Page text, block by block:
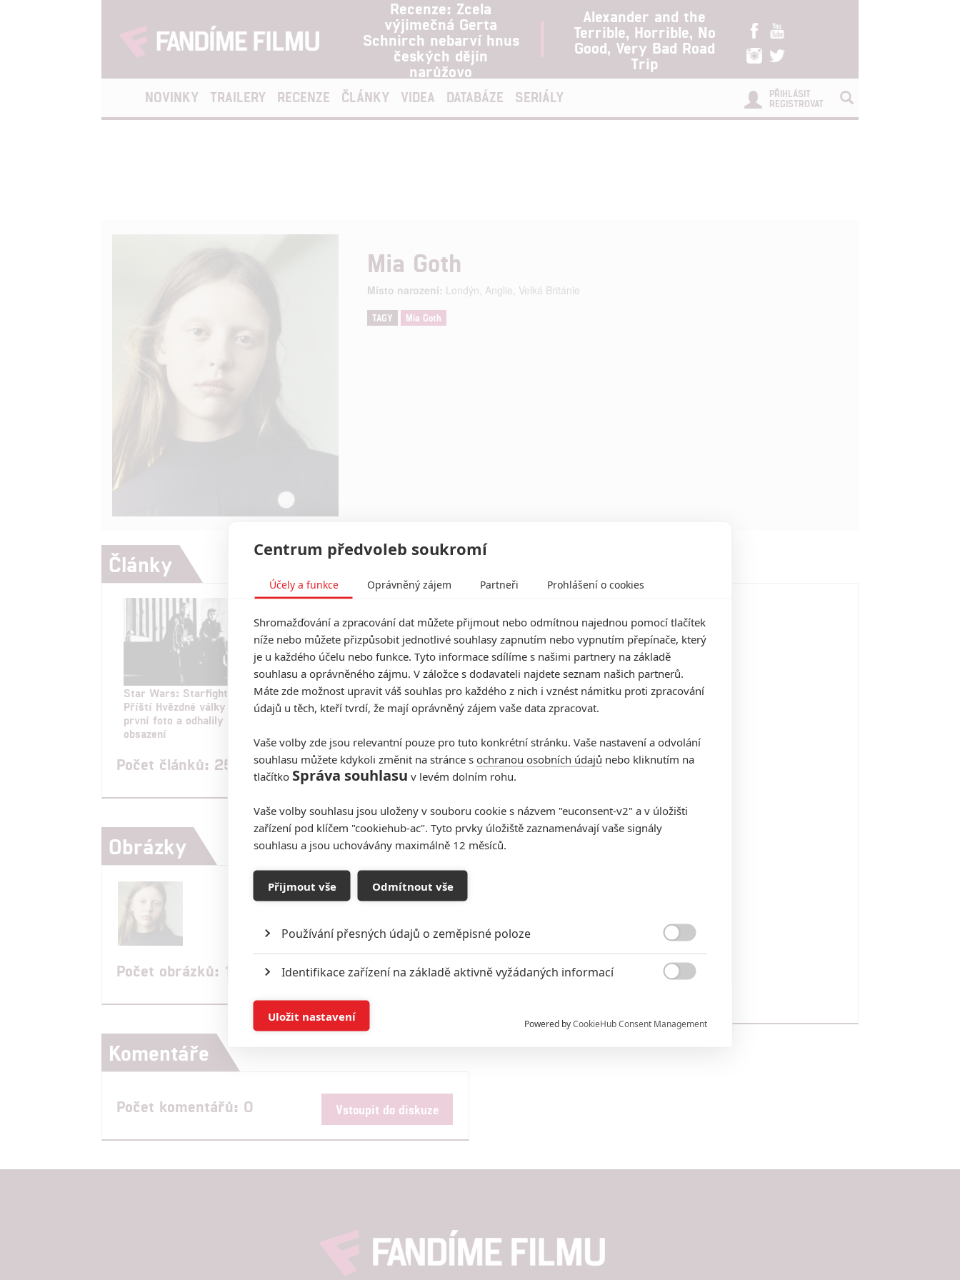
Recenze: Zcela
výjimečná Gerta
Schnirch nebarví hnus
českých dějin
narůžovo
Alexander and the
Terrible, Horrible, No
Good, Very Bad Road
Trip
NOVINKY TRAILERY RECENZE ČLÁNKY VIDEA DATABÁZE SERIÁLY
PŘIHLÁSIT
REGISTROVAT
Mia Goth
Místo narození: Londýn, Anglie, Velká Británie
TAGY Mia Goth
Články
Star Wars: Starfighter –
Příští Hvězdné války ukázaly
první foto a odhalily
obsazení
Star Wars: Starfighter –
Příští Hvězdné války našly
Počet článků: 25 Číst další
Obrázky
Počet obrázků: 1 Všechny obrázky
Komentáře
Počet komentářů: 0 Vstoupit do diskuze
2018
Lék na život
2017
Nymfomanka, část II.
Centrum předvoleb soukromí
Účely a funkce Oprávněný zájem Partneři Prohlášení o cookies
Shromažďování a zpracování dat můžete přijmout nebo odmítnou najednou pomocí tlačítek
níže nebo můžete přizpůsobit jednotlivé souhlasy zapnutím nebo vypnutím přepínače, který
je u každého účelu nebo funkce. Tyto informace sdílíme s našimi partnery na základě
souhlasu a oprávněného zájmu. V záložce s dodavateli najdete seznam našich partnerů.
Máte zde možnost upravit váš souhlas pro každého z nich i vznést námitku proti zpracování
údajů u těch, kteří tvrdí, že mají oprávněný zájem vaše data zpracovat.
Vaše volby zde jsou relevantní pouze pro tuto konkrétní stránku. Vaše nastavení a odvolání
souhlasu můžete kdykoli změnit na stránce s ochranou osobních údajů nebo kliknutím na
tlačítko Správa souhlasu v levém dolním rohu.
Vaše volby souhlasu jsou uloženy v souboru cookie s názvem "euconsent-v2" a v úložišti
zařízení pod klíčem "cookiehub-ac". Tyto prvky úložiště zaznamenávají vaše signály
souhlasu a jsou uchovávány maximálně 12 měsíců.
Přijmout vše Odmítnout vše
Používání přesných údajů o zeměpisné poloze
Identifikace zařízení na základě aktivně vyžádaných informací
Ukládání a/nebo přístup k informacím v zařízení

Udělením souhlasu s účely a funkcemi zde uvedenými dáváte nám i našim partnerům
Powered byCookieHub Consent Management
Uložit nastavení